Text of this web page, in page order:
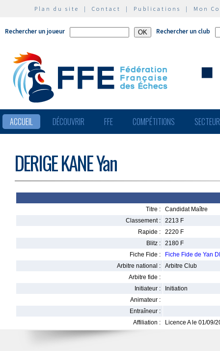
Plan du site | Contact | Publications | Mon
Rechercher un joueur Rechercher un club
ACCUEIL DÉCOUVRIR FFE COMPÉTITIONS
DERIGE KANE Yan
Titre :
Candidat Maître
Classement :
2213 F
Rapide :
2220 F
Blitz :
2180 F
Fiche Fide :
Fiche Fide de Yan
Arbitre national :
Arbitre Club
Arbitre fide :
Initiateur :
Initiation
Animateur :
Entraîneur :
Affiliation :
Licence A le 01/09/